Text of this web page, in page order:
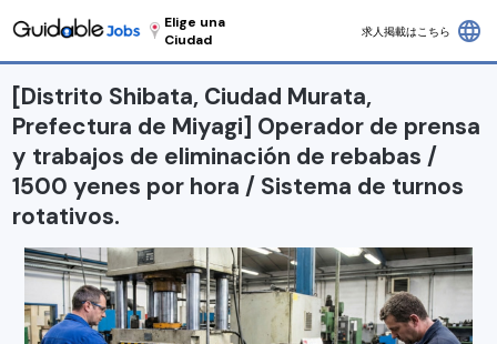
Elige una
Ciudad
求人掲載はこちら language
[Distrito Shibata, Ciudad Murata,
Prefectura de Miyagi] Operador de prensa
y trabajos de eliminación de rebabas /
1500 yenes por hora / Sistema de turnos
rotativos.